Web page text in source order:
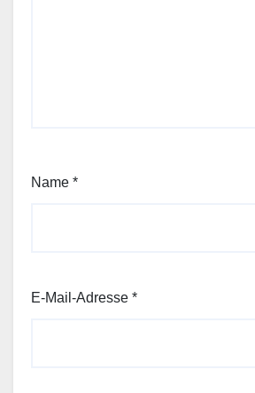
Name *
E-Mail-Adresse *